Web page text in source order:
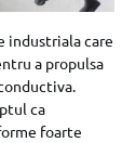
industriala care
a propulsa
ca
foarte